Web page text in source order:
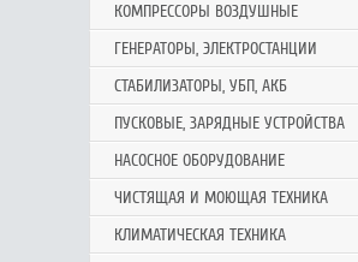
КОМПРЕССОРЫ ВОЗДУШНЫЕ
ГЕНЕРАТОРЫ, ЭЛЕКТРОСТАНЦИИ
СТАБИЛИЗАТОРЫ, УБП, АКБ
ПУСКОВЫЕ, ЗАРЯДНЫЕ УСТРОЙСТВА
НАСОСНОЕ ОБОРУДОВАНИЕ
ЧИСТЯЩАЯ И МОЮЩАЯ ТЕХНИКА
КЛИМАТИЧЕСКАЯ ТЕХНИКА